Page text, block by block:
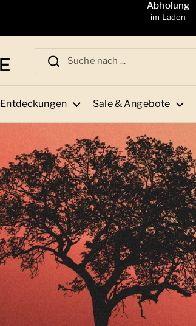
Abholung
im Laden
Entdeckungen Sale & Angebote